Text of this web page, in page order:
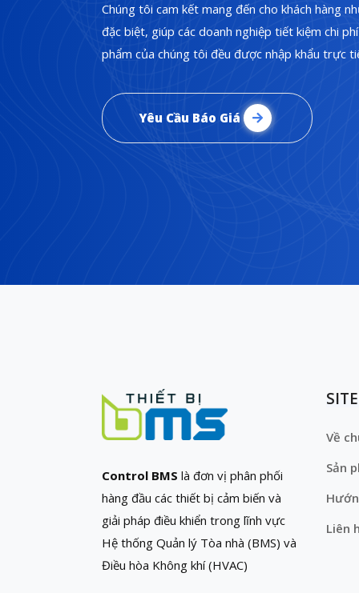
Chúng tôi cam kết mang đến cho khách hàng
đặc biệt, giúp các doanh nghiệp tiết kiệm chi
phẩm của chúng tôi đều được nhập khẩu trực
Yêu Cầu Báo Giá
Control BMS là đơn vị phân phối
hàng đầu các thiết bị cảm biến và
giải pháp điều khiển trong lĩnh vực
Hệ thống Quản lý Tòa nhà (BMS) và
Điều hòa Không khí (HVAC)
Về
Sản
Liên